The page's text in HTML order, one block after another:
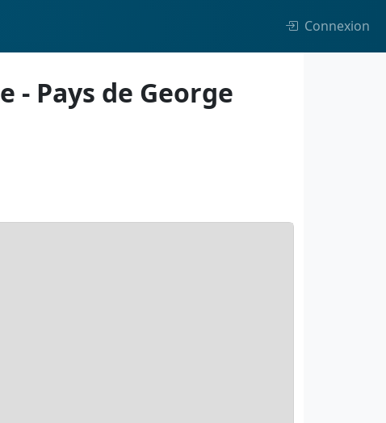
Connexion
- Pays de George